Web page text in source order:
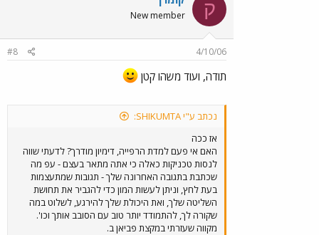
ק New member
4/10/06
#8
תודה, ועוד משהו קטן
נכתב ע"י SHIKUMTA:
אז ככה
האם אי פעם למדת הרפייה, דימיון מודרך? לדעתי שווה
לנסות טכניקות כאלה כי אתה מתאר בעצם - עפ מה
שכתבת בתגובה האחרונה שלך - תגובות שמתעצמות
בעת לחץ, וניתן לעשות המון כדי להגביר את תחושת
השליטה שלך, ואת היכולת שלך להירגע, לשלוט במה
שקורה לך, להתמודד יותר טוב עם הסובב אותך וכו'.
מקווה שעזרתי במקצת פביאן ב.